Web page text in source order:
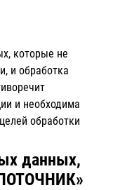
которые не
и обработка
и необходима
обработки
данных,